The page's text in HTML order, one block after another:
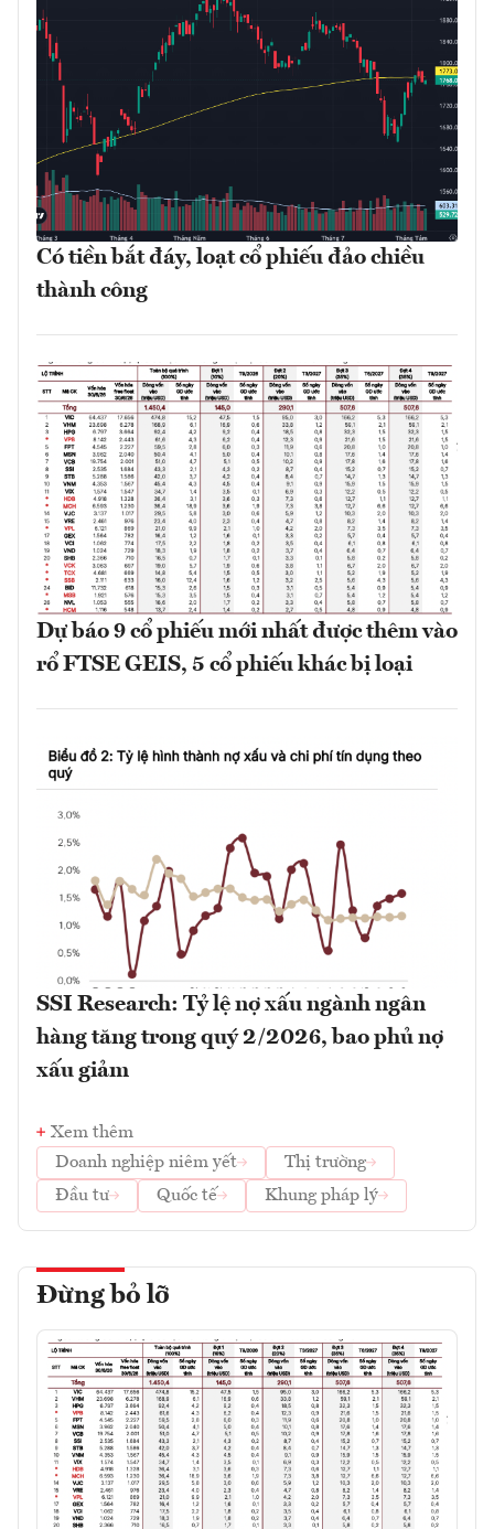
Có tiền bắt đáy, loạt cổ phiếu đảo chiều
thành công
Dự báo 9 cổ phiếu mới nhất được thêm vào
rổ FTSE GEIS, 5 cổ phiếu khác bị loại
SSI Research: Tỷ lệ nợ xấu ngành ngân
hàng tăng trong quý 2/2026, bao phủ nợ
xấu giảm
Xem thêm
Doanh nghiệp niêm yết
Thị trường
Đầu tư
Quốc tế Khung pháp lý
Đừng bỏ lỡ